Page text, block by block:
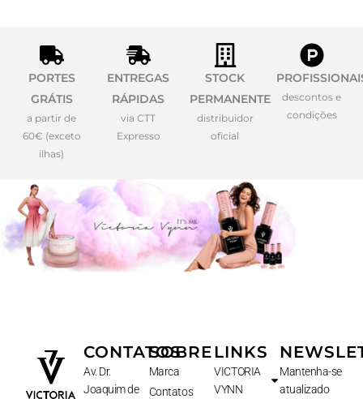
PORTES
GRÁTIS
a partir de
60€ (exceto
ilhas)
ENTREGAS
RÁPIDAS
via CTT
Expresso
STOCK
PERMANENTE
distribuidor
oficial
descontos e
condições
CONTATOS
Av. Dr.
Joaquim de
SOBRE
Marca
Contatos
LINKS
VICTORIA
VYNN
Mantenha-se
atualizado